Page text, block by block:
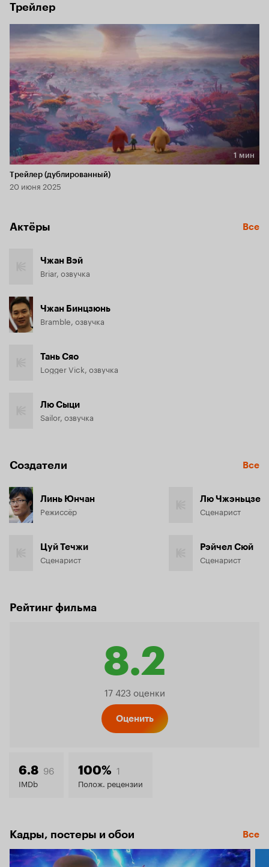
Трейлер
Длительность 1 мин
1 мин
Трейлер (дублированный)
20 июня 2025
Актёры Все
Чжан Вэй
Briar, озвучка
Чжан Бинцзюнь
Bramble, озвучка
Тань Сяо
Logger Vick, озвучка
Лю Сыци
Sailor, озвучка
Создатели Все
Линь Юнчан
Режиссёр
Цуй Течжи
Сценарист
Лю Чжэньцзе
Сценарист
Рэйчел Сюй
Сценарист
Рейтинг фильма
8.2
Рейтинг
8.2
17 423 оценки
Оценить
6.8 96
IMDb
100% 1
Полож. рецензии
Кадры, постеры и обои Все